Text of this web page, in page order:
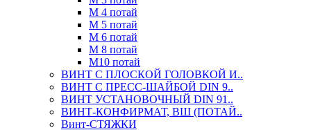
М 4 потай
М 5 потай
М 6 потай
М 8 потай
М10 потай
ВИНТ С ПЛОСКОЙ ГОЛОВКОЙ И..
ВИНТ С ПРЕСС-ШАЙБОЙ DIN 9..
ВИНТ УСТАНОВОЧНЫЙ DIN 91..
ВИНТ-КОНФИРМАТ, ВШ (ПОТАЙ..
Винт-СТЯЖКИ